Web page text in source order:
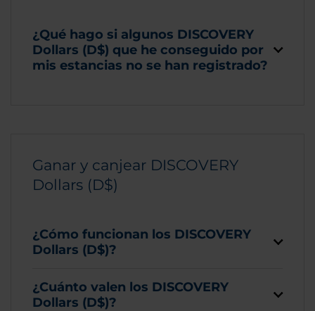
¿Qué hago si algunos DISCOVERY
Dollars (D$) que he conseguido por
mis estancias no se han registrado?
Ganar y canjear DISCOVERY
Dollars (D$)
¿Cómo funcionan los DISCOVERY
Dollars (D$)?
¿Cuánto valen los DISCOVERY
Dollars (D$)?